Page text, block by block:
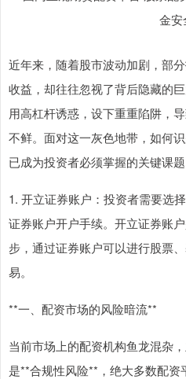
近年来，随着股市波动加剧，部
收益，却往往忽视了背后隐藏的
用高杠杆诱惑，设下重重陷阱，
不鲜。面对这一灰色地带，如何
已成为投资者必须掌握的关键课题
1. 开立证券账户：投资者需要选
证券账户开户手续。开立证券账
步，通过证券账户可以进行股票
易。
**一、配资市场的风险暗流**
当前市场上的配资机构鱼龙混杂
是**合规性风险**，绝大多数配